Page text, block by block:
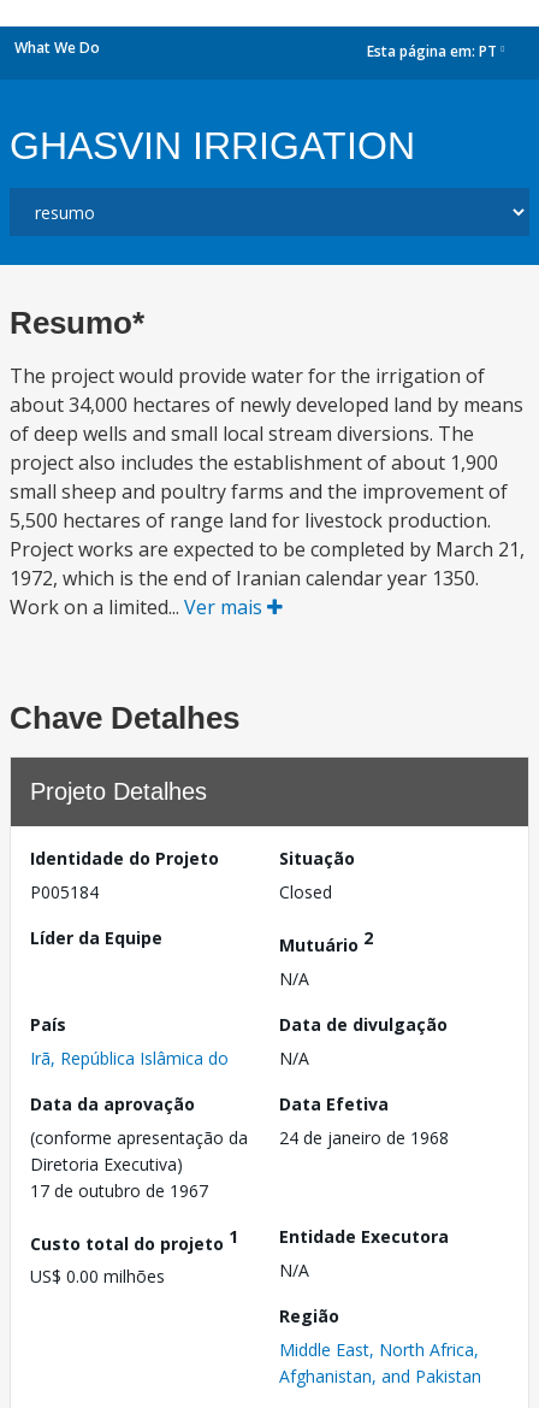
What We Do Esta página em: PT
GHASVIN IRRIGATION
Resumo*
The project would provide water for the irrigation of
about 34,000 hectares of newly developed land by means
of deep wells and small local stream diversions. The
project also includes the establishment of about 1,900
small sheep and poultry farms and the improvement of
5,500 hectares of range land for livestock production.
Project works are expected to be completed by March 21,
1972, which is the end of Iranian calendar year 1350.
Work on a limited... Ver mais
Chave Detalhes
Projeto Detalhes
Identidade do Projeto
P005184
Situação
Closed
Líder da Equipe
Mutuário 2
N/A
País
Irã, República Islâmica do
Data de divulgação
N/A
Data da aprovação
(conforme apresentação da
Diretoria Executiva)
17 de outubro de 1967
Data Efetiva
24 de janeiro de 1968
Custo total do projeto 1
US$ 0.00 milhões
Entidade Executora
N/A
Região
Middle East, North Africa,
Afghanistan, and Pakistan